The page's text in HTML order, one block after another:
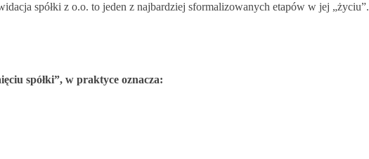
spółki z o.o. to jeden z najbardziej sformalizowanych etapów w jej „życiu”.
spółki”, w praktyce oznacza: